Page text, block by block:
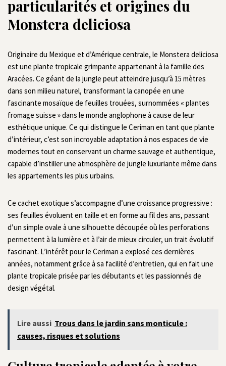
particularités et origines du
Monstera deliciosa
Originaire du Mexique et d’Amérique centrale, le Monstera deliciosa
est une plante tropicale grimpante appartenant à la famille des
Aracées. Ce géant de la jungle peut atteindre jusqu’à 15 mètres
dans son milieu naturel, transformant la canopée en une
fascinante mosaïque de feuilles trouées, surnommées « plantes
fromage suisse » dans le monde anglophone à cause de leur
esthétique unique. Ce qui distingue le Ceriman en tant que plante
d’intérieur, c’est son incroyable adaptation à nos espaces de vie
modernes tout en conservant un charme sauvage et authentique,
capable d’instiller une atmosphère de jungle luxuriante même dans
les appartements les plus urbains.
Ce cachet exotique s’accompagne d’une croissance progressive :
ses feuilles évoluent en taille et en forme au fil des ans, passant
d’un simple ovale à une silhouette découpée où les perforations
permettent à la lumière et à l’air de mieux circuler, un trait évolutif
fascinant. L’intérêt pour le Ceriman a explosé ces dernières
années, notamment grâce à sa facilité d’entretien, qui en fait une
plante tropicale prisée par les débutants et les passionnés de
design végétal.
Lire aussi Trous dans le jardin sans monticule :
causes, risques et solutions